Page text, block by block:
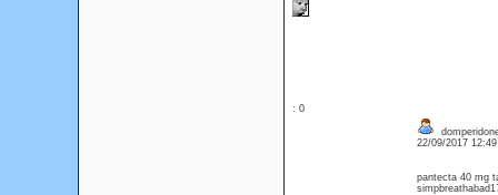
: 0
22/09/2017
pantecta 40 mg